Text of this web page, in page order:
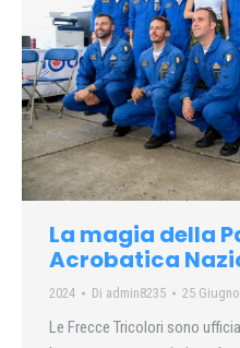
La magia della
Acrobatica
2024 Di admin8235 25
Le Frecce Tricolori sono